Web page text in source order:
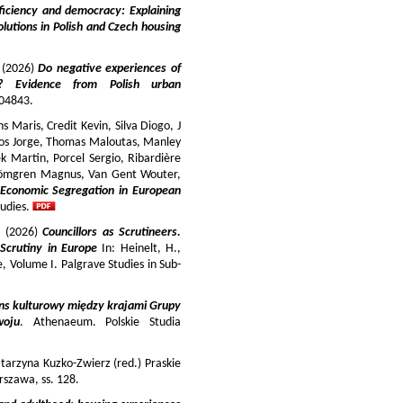
and democracy: Explaining
in Polish and Czech housing
(2026)Do negative experiences of
Evidence from Polish urban
Maris, Credit Kevin, Silva Diogo, J
Jorge, Thomas Maloutas, Manley
Martin, Porcel Sergio, Ribardière
Magnus, Van Gent Wouter,
Segregation in European
(2026) Councillors as Scrutineers.
in EuropeIn: Heinelt, H.,
Volume I. Palgrave Studies in Sub-
kulturowy między krajami Grupy
. Athenaeum. Polskie Studia
Kuzko-Zwierz (red.) Praskie
ss. 128.